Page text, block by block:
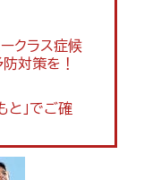
クラス症候
対策を！
と」でご確